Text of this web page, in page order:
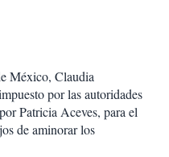
México, Claudia
por las autoridades
Patricia Aceves, para el
de aminorar los